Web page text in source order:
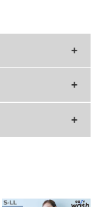
ットにこだわ
にくい仕様に。
ます。
ページでの販売で
ツ
肩幅